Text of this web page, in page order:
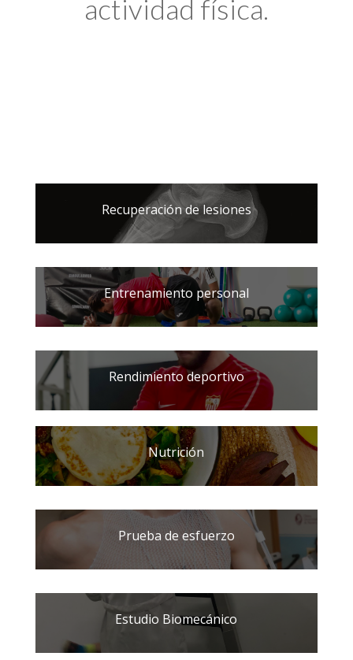
actividad física.
Recuperación de lesiones
Entrenamiento personal
Rendimiento deportivo
Nutrición
Prueba de esfuerzo
Estudio Biomecánico